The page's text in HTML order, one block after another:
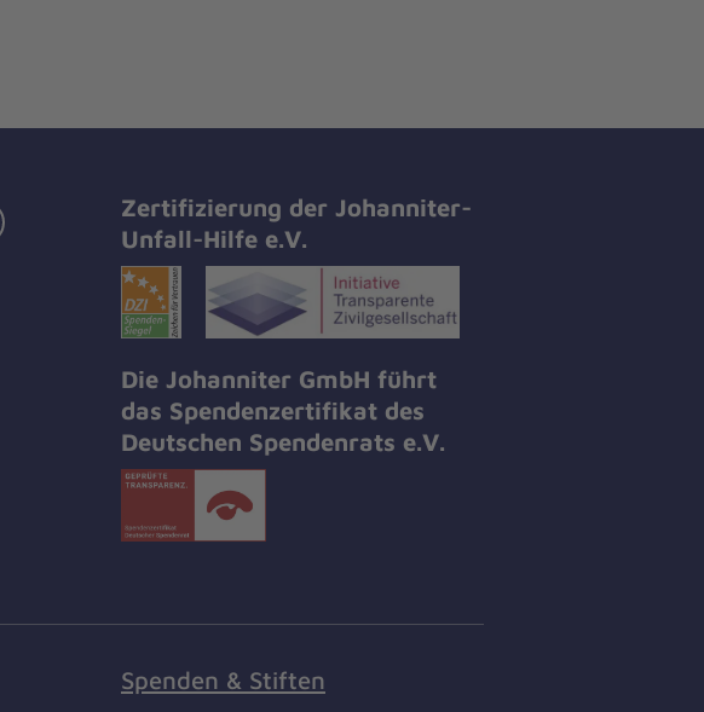
LinkedIn
Zertifizierung der Johanniter-
Unfall-Hilfe e.V.
Die Johanniter GmbH führt
das Spendenzertifikat des
Deutschen Spendenrats e.V.
Spenden & Stiften